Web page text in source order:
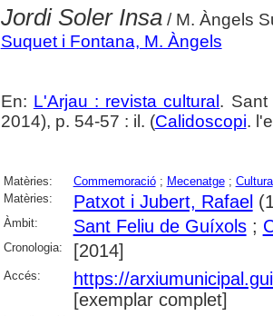
Jordi Soler Insa/ M. Àngels
Suquet i Fontana, M. Àngels
En: L'Arjau : revista cultural . Sant
2014), p. 54-57 : il. (Calidoscopi.
Matèries: Commemoració; Mecenatge; Cultura
Matèries:
Patxot i Jubert, Rafael
Àmbit: Sant Feliu de Guíxols;
Cronologia: [2014]
Accés:
https://
[exemplar complet]